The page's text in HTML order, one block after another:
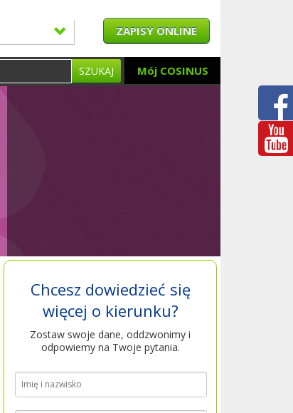
ZAPISY ONLINE
Mój COSINUS
SZUKAJ
Chcesz dowiedzieć się
więcej o kierunku?
Zostaw swoje dane, oddzwonimy i
odpowiemy na Twoje pytania.